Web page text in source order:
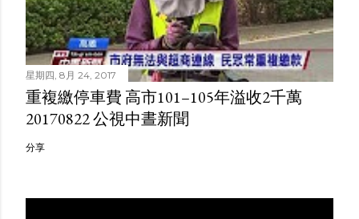
星期四, 8月 24, 2017
重複繳停車費 高市101–105年溢收2千萬
20170822 公視中晝新聞
分享